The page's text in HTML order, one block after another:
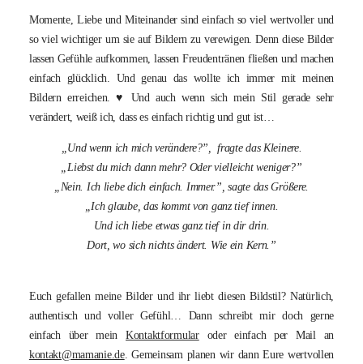
Momente, Liebe und Miteinander sind einfach so viel wertvoller und
so viel wichtiger um sie auf Bildern zu verewigen. Denn diese Bilder
lassen Gefühle aufkommen, lassen Freudentränen fließen und machen
einfach glücklich. Und genau das wollte ich immer mit meinen
Bildern erreichen. ♥︎ Und auch wenn sich mein Stil gerade sehr
verändert, weiß ich, dass es einfach richtig und gut ist…
„Und wenn ich mich verändere?”, fragte das Kleinere.
„Liebst du mich dann mehr? Oder vielleicht weniger?”
„Nein. Ich liebe dich einfach. Immer.”, sagte das Größere.
„Ich glaube, das kommt von ganz tief innen.
Und ich liebe etwas ganz tief in dir drin.
Dort, wo sich nichts ändert. Wie ein Kern.”
Euch gefallen meine Bilder und ihr liebt diesen Bildstil? Natürlich,
authentisch und voller Gefühl… Dann schreibt mir doch gerne
einfach über meinKontaktformularoder einfach per Mail an
kontakt@mamanie.de. Gemeinsam planen wir dann Eure wertvollen